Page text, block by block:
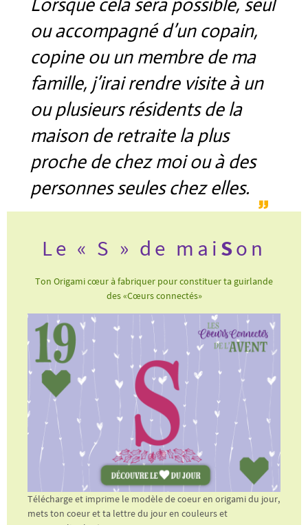
ou accompagné d’un copain,
copine ou un membre de ma
famille, j’irai rendre visite à un
ou plusieurs résidents de la
maison de retraite la plus
proche de chez moi ou à des
personnes seules chez elles.
Le « S » de mai Son
Ton Origami cœur à fabriquer pour constituer ta guirlande
des «Cœurs connectés»
Télécharge et imprime le modèle de coeur en origami du jour,
mets ton coeur et ta lettre du jour en couleurs et